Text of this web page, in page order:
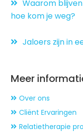
Waarom
hoe kom je weg?
Jaloers zijn in
Meer
Over ons
Cliënt Ervaringen
Relatietherapie